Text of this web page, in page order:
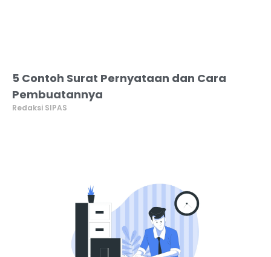
5 Contoh Surat Pernyataan dan Cara
Pembuatannya
Redaksi SIPAS